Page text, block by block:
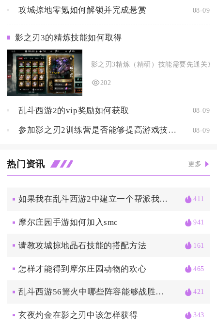
攻城掠地零氪如何解锁并完成悬赏 08-09
影之刃3的精炼技能如何取得
影之刃3精炼（精研）技能需要先通关
202
乱斗西游2的vip奖励如何获取 08-09
参加影之刃2训练营是否能够提高游戏技巧和竞争力 08-09
热门资讯 更多
如果我在乱斗西游2中建立一个帮派我能够获得什么样的好处 411
摩尔庄园手游如何加入smc 941
请教攻城掠地晶石技能的搭配方法 161
怎样才能得到摩尔庄园动物的欢心 465
乱斗西游56篝火中哪些阵容能够战胜对手 421
玄夜灼金在影之刃中该怎样获得 343